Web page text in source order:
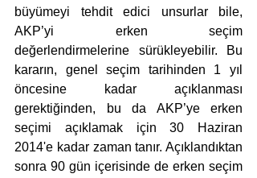
büyümeyi tehdit edici unsurlar bile,
AKP’yi erken seçim
değerlendirmelerine sürükleyebilir. Bu
kararın, genel seçim tarihinden 1 yıl
öncesine kadar açıklanması
gerektiğinden, bu da AKP’ye erken
seçimi açıklamak için 30 Haziran
2014'e kadar zaman tanır. Açıklandıktan
sonra 90 gün içerisinde de erken seçim